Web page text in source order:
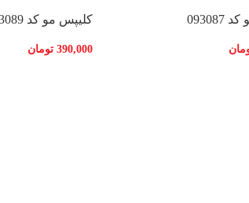
کلیپس مو کد 093089
390,000 تومان